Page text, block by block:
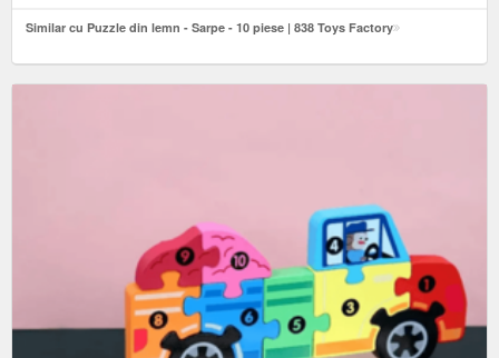
Similar cu Puzzle din lemn - Sarpe - 10 piese | 838 Toys Factory